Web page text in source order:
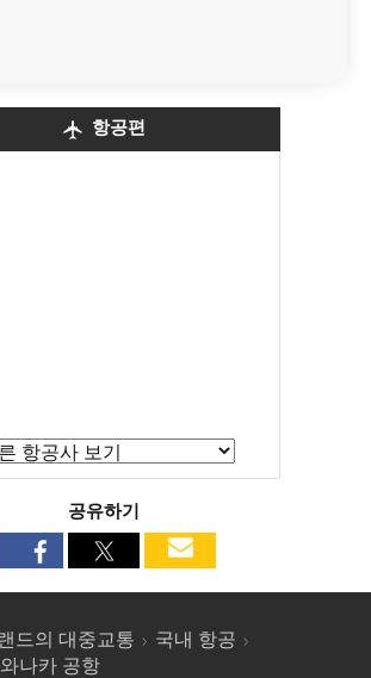
항공편
공유하기
드의 대중교통
국내 항공
와나카 공항